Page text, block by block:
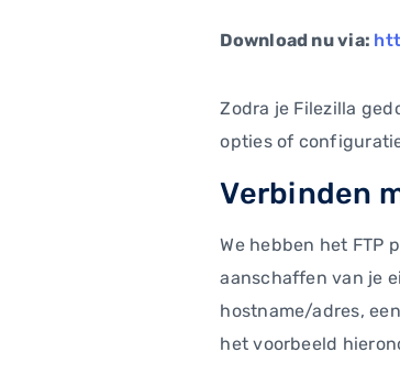
Download nu via:
Zodra je Filezilla
opties of
Verbinden
We hebben het FTP
aanschaffen van je
hostname/adres,
het voorbeeld